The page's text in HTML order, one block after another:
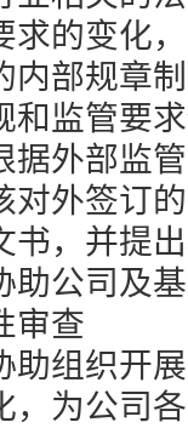
求的变化
内部规章
和监管要
据外部监
对外签订
书，并提
助公司及
审查
助组织开
，为公司